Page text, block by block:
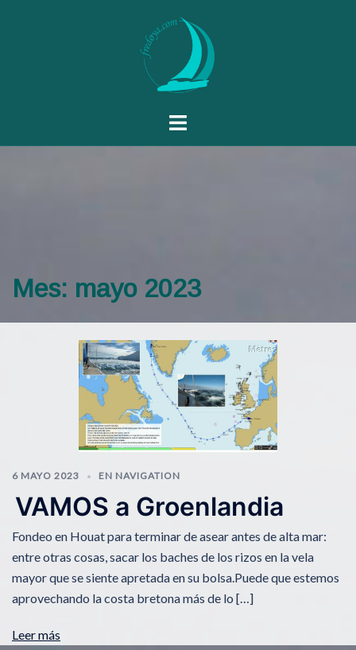
Mes: mayo 2023
6 MAYO 2023 EN NAVIGATION
VAMOS a Groenlandia
Fondeo en Houat para terminar de asear antes de alta mar:
entre otras cosas, sacar los baches de los rizos en la vela
mayor que se siente apretada en su bolsa.Puede que estemos
aprovechando la costa bretona más de lo […]
Leer más